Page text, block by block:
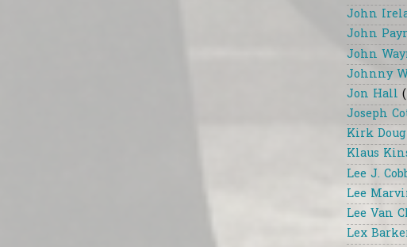
John
John
John
Johnny
Jon Hall
Joseph
Kirk
Klaus
Lee J.
Lee
Lee Van
Lex